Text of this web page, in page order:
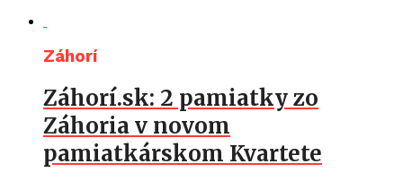
Záhorí
Záhorí.sk: 2 pamiatky zo
Záhoria v novom
pamiatkárskom Kvartete